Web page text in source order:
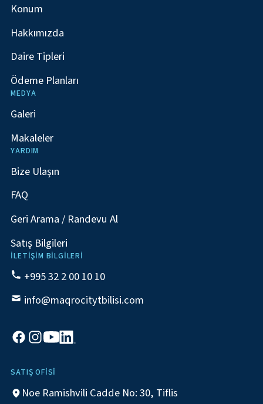
Konum
Hakkımızda
Daire Tipleri
Ödeme Planları
MEDYA
Galeri
Makaleler
YARDIM
Bize Ulaşın
FAQ
Geri Arama / Randevu Al
Satış Bilgileri
İLETIŞIM BILGILERI
+995 32 2 00 10 10
info@maqrocitytbilisi.com
SATIŞ OFISI
Noe Ramishvili Cadde No: 30, Tiflis